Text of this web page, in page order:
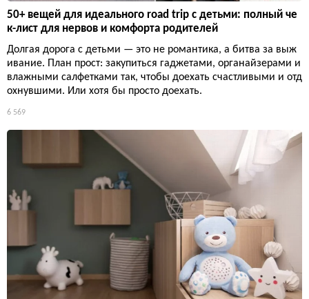
50+ вещей для идеального road trip с детьми: полный че
к-лист для нервов и комфорта родителей
Долгая дорога с детьми — это не романтика, а битва за выж
ивание. План прост: закупиться гаджетами, органайзерами и
влажными салфетками так, чтобы доехать счастливыми и отд
охнувшими. Или хотя бы просто доехать.
6 569